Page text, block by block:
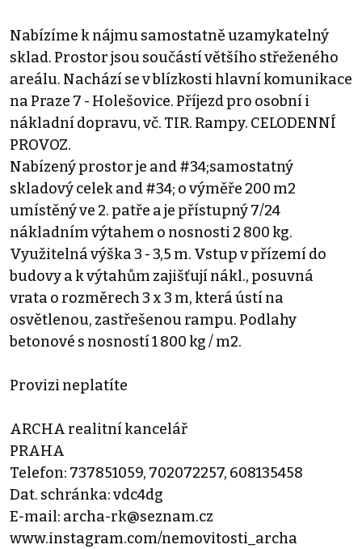
Nabízíme k nájmu samostatně uzamykatelný
sklad. Prostor jsou součástí většího střeženého
areálu. Nachází se v blízkosti hlavní komunikace
na Praze 7 - Holešovice. Příjezd pro osobní i
nákladní dopravu, vč. TIR. Rampy. CELODENNÍ
PROVOZ.
Nabízený prostor je and #34;samostatný
skladový celek and #34; o výměře 200 m2
umístěný ve 2. patře a je přístupný 7/24
nákladním výtahem o nosnosti 2 800 kg.
Využitelná výška 3 - 3,5 m. Vstup v přízemí do
budovy a k výtahům zajišťují nákl., posuvná
vrata o rozměrech 3 x 3 m, která ústí na
osvětlenou, zastřešenou rampu. Podlahy
betonové s nosností 1 800 kg / m2.
Provizi neplatíte
ARCHA realitní kancelář
PRAHA
Telefon: 737851059, 702072257, 608135458
Dat. schránka: vdc4dg
E-mail: archa-rk@seznam.cz
www.instagram.com/nemovitosti_archa